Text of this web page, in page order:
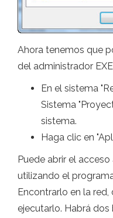
Ahora tenemos que
del administrador EXE
En el sistema
Sistema
sistema.
Haga clic en
Puede abrir el
utilizando el
Encontrarlo en la red,
ejecutarlo. Habrá